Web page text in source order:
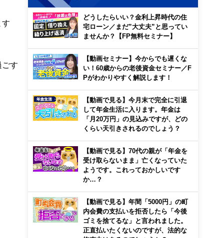
す
ごす
どうしたらいい？金利上昇時代の住
宅ローン／まだ”大丈夫”と思ってい
ませんか？【FP無料セミナー】
【動画セミナー】今からでも遅くな
い！60歳からの老後資金セミナー／F
Pがわかりやすく解説します！
【動画で見る】今月末で完全に引退
して年金生活に入ります。年金は
「月20万円」の見込みですが、どの
くらい天引きされるのでしょう？
【動画で見る】70代の親が「年金を
受け取らないまま」亡くなっていた
ようです。これっておかしいです
か…？
【動画で見る】年間「5000円」の町
内会費の支払いを拒否したら「今後
ゴミを捨てるな」と言われました。
正直払いたくないのですが、法的な